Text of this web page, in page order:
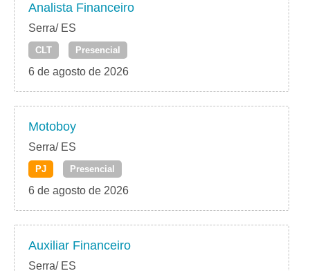
Analista Financeiro
Serra/ ES
CLT Presencial
6 de agosto de 2026
Motoboy
Serra/ ES
PJ Presencial
6 de agosto de 2026
Auxiliar Financeiro
Serra/ ES